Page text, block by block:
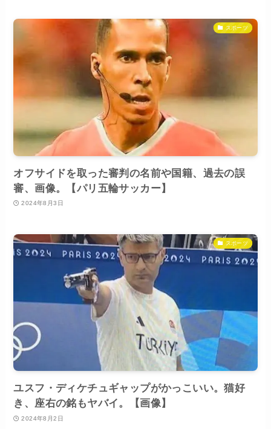
スポーツ
オフサイドを取った審判の名前や国籍、過去の誤
審、画像。【パリ五輪サッカー】
2024年8月3日
スポーツ
ユスフ・ディケチュギャップがかっこいい。猫好
き、座右の銘もヤバイ。【画像】
2024年8月2日